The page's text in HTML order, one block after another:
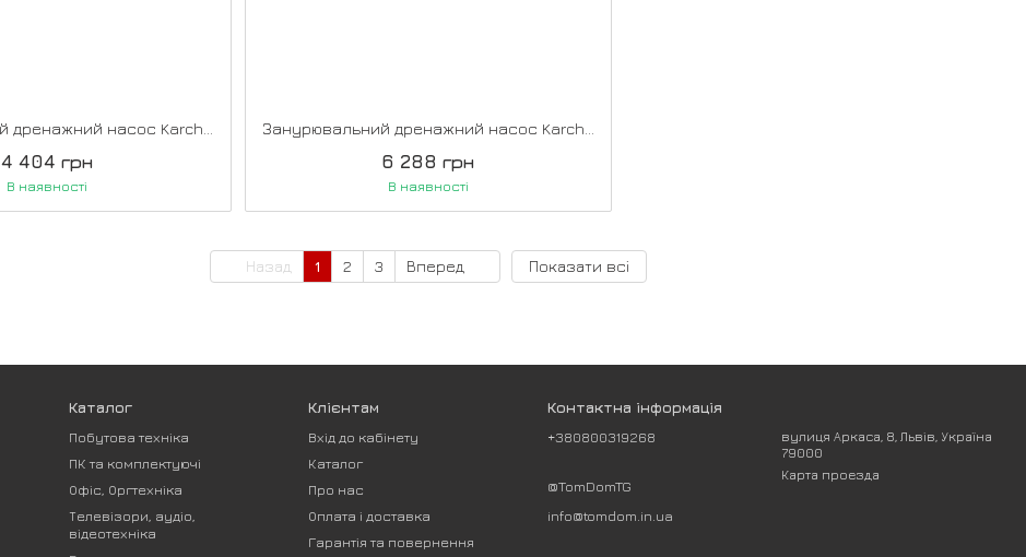
4 404 грн
В наявності
6 288 грн
В наявності
Назад 1 2 3 Вперед Показати всі
Каталог
Побутова техніка
ПК та комплектуючі
Офіс, Оргтехніка
Телевізори, аудіо,
відеотехніка
Клієнтам
Вхід до кабінету
Каталог
Про нас
Оплата і доставка
Гарантія та повернення
Контактна інформація
+380800319268
@TomDomTG
info@tomdom.in.ua
вулиця Аркаса, 8, Львів, Україна
79000
Карта проезда